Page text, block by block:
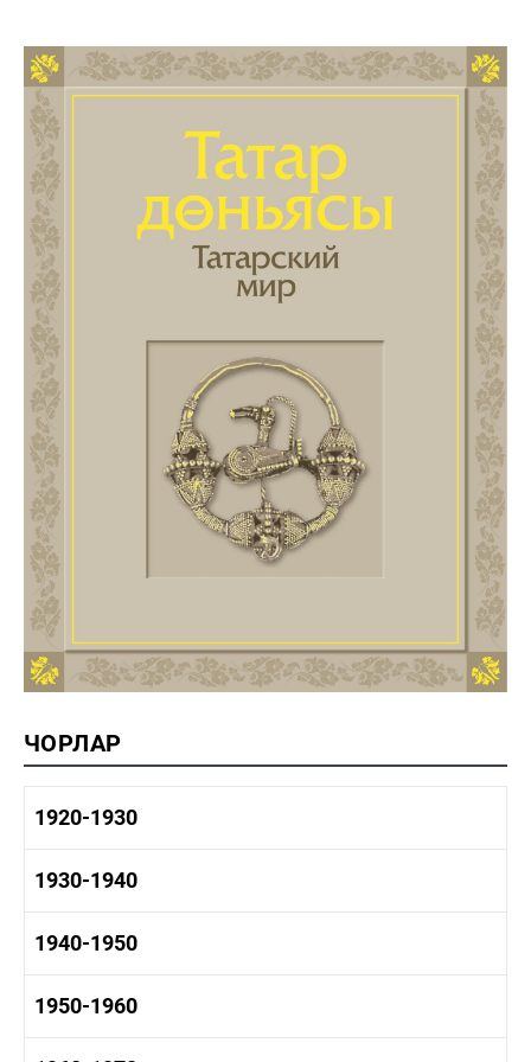
ЧОРЛАР
1920-1930
1920-1930 тарих
1930-1940
1930-1940 тарих
1940-1950
1940-1950 тарих
1950-1960